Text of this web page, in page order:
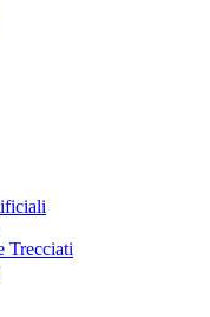
Trecciati